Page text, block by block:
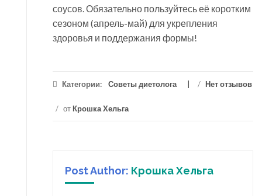
соусов. Обязательно пользуйтесь её коротким
сезоном (апрель-май) для укрепления
здоровья и поддержания формы!
Категории: Советы диетолога / Нет отзывов
/ от Крошка Хельга
Post Author: Крошка Хельга